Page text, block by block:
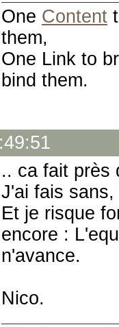
One Content
them,
One Link to
bind them.
.. ca fait près
J'ai fais sans,
Et je risque
encore :
n'avance.
Nico.